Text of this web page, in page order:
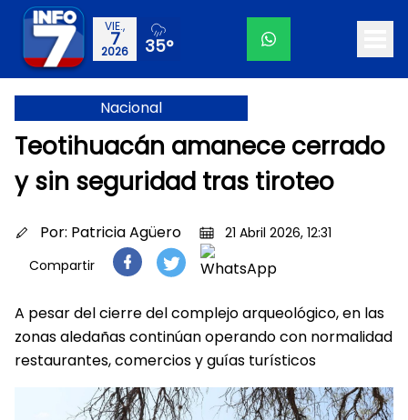
VIE.,
7
2026 35°
Nacional
Teotihuacán amanece cerrado
y sin seguridad tras tiroteo
Por: Patricia Agüero
21 Abril 2026, 12:31
Compartir
A pesar del cierre del complejo arqueológico, en las
zonas aledañas continúan operando con normalidad
restaurantes, comercios y guías turísticos